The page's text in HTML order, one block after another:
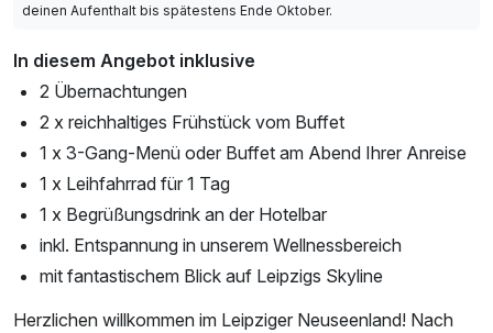
deinen Aufenthalt bis spätestens Ende Oktober.
In diesem Angebot inklusive
2 Übernachtungen
2 x reichhaltiges Frühstück vom Buffet
1 x 3-Gang-Menü oder Buffet am Abend Ihrer Anreise
1 x Leihfahrrad für 1 Tag
1 x Begrüßungsdrink an der Hotelbar
inkl. Entspannung in unserem Wellnessbereich
mit fantastischem Blick auf Leipzigs Skyline
Herzlichen willkommen im Leipziger Neuseenland! Nach